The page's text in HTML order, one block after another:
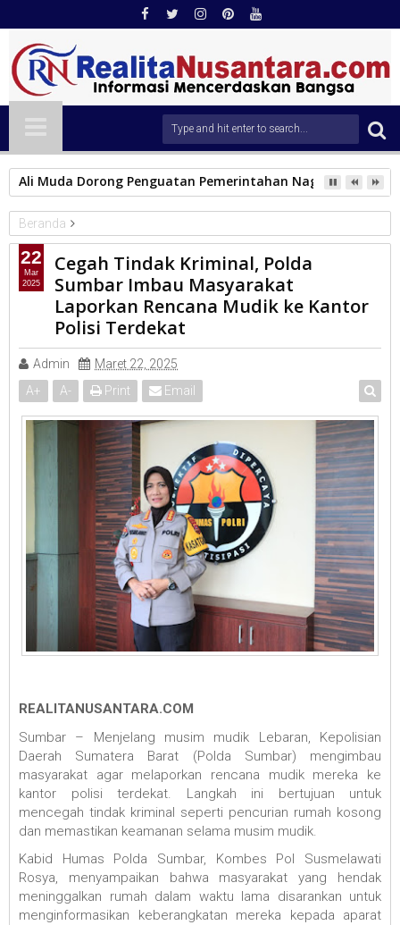
Ali Muda Dorong Penguatan Pemerintahan Nagari dan
Beranda
Kapolda Sumbar
Cegah Tindak Kriminal, Polda Sumbar Imbau Masyarakat
Laporkan Rencana Mudik ke Kantor Polisi Terdekat
Cegah Tindak Kriminal, Polda
Sumbar Imbau Masyarakat
Laporkan Rencana Mudik ke Kantor
Polisi Terdekat
Admin
Maret 22, 2025
A+ A- Print Email
REALITANUSANTARA.COM
Sumbar – Menjelang musim mudik Lebaran, Kepolisian
Daerah Sumatera Barat (Polda Sumbar) mengimbau
masyarakat agar melaporkan rencana mudik mereka ke
kantor polisi terdekat. Langkah ini bertujuan untuk
mencegah tindak kriminal seperti pencurian rumah kosong
dan memastikan keamanan selama musim mudik.
Kabid Humas Polda Sumbar, Kombes Pol Susmelawati
Rosya, menyampaikan bahwa masyarakat yang hendak
meninggalkan rumah dalam waktu lama disarankan untuk
menginformasikan keberangkatan mereka kepada aparat
22
Mar
2025